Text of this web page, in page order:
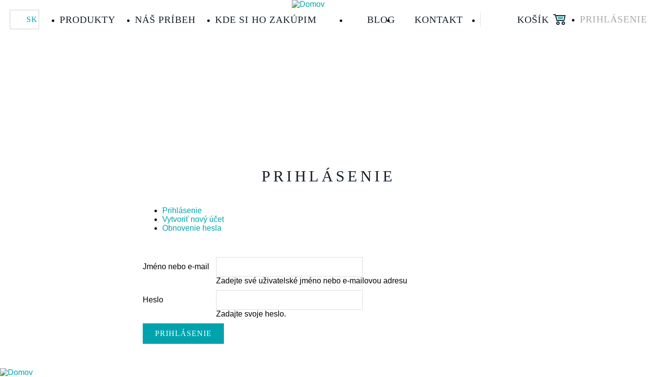
obsah
HLAVNÍ
PRODUKTY NÁŠ PRÍBEH KDE SI HO ZAKÚPIM
HLAVNÍ
BLOG KONTAKT KOŠÍK
MENU
PRIHLÁSENIE
SK
PRIHLÁSENIE
PRIMÁRNE
KARTY
Prihlásenie
karta)
Vytvoriť nový účet
Obnovenie hesla
Jméno nebo e-mail
Zadejte své uživatelské jméno nebo e-mailovou adresu
Heslo
Zadajte svoje heslo.